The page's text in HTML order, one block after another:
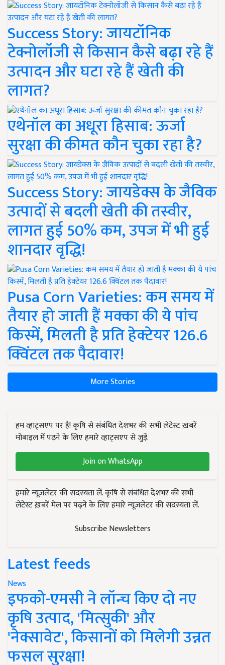
Success Story: जायटॉनिक
टेक्नोलॉजी से किसान कैसे बढ़ा रहे हैं
उत्पादन और घटा रहे हैं खेती की
लागत?
एथेनॉल का अधूरा हिसाब: ऊर्जा
सुरक्षा की कीमत कौन चुका रहा है?
Success Story: जायडेक्स के जैविक
उत्पादों से बदली खेती की तस्वीर,
लागत हुई 50% कम, उपज में भी हुई
शानदार वृद्धि!
Pusa Corn Varieties: कम समय में
तैयार हो जाती हैं मक्का की ये पांच
किस्में, मिलती है प्रति हेक्टेयर 126.6
क्विंटल तक पैदावार!
More Stories
हम व्हाट्सएप पर हैं! कृषि से संबंधित देशभर की सभी लेटेस्ट ख़बरें
मोबाइल में पढ़ने के लिए हमारे व्हाट्सएप से जुड़ें.
Join on WhatsApp
हमारे न्यूज़लेटर की सदस्यता लें. कृषि से संबंधित देशभर की सभी
लेटेस्ट ख़बरें मेल पर पढ़ने के लिए हमारे न्यूज़लेटर की सदस्यता लें.
Subscribe Newsletters
Latest feeds
News
इफको-एमसी ने लॉन्च किए दो नए
कृषि उत्पाद, 'मित्सुकी' और
'नेक्सावेट', किसानों को मिलेगी उन्नत
फसल सुरक्षा!